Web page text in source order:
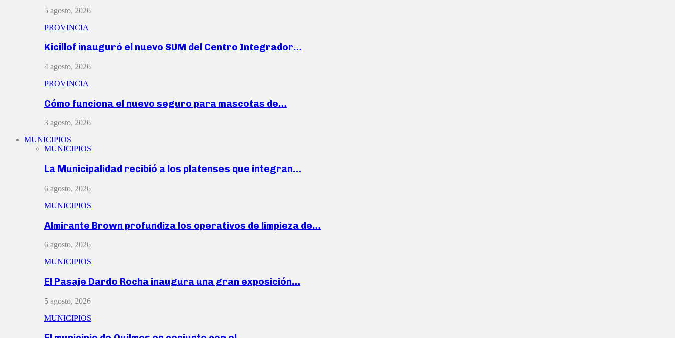
5 agosto, 2026
PROVINCIA
Kicillof inauguró el nuevo SUM del Centro Integrador…
4 agosto, 2026
PROVINCIA
Cómo funciona el nuevo seguro para mascotas de…
3 agosto, 2026
MUNICIPIOS
MUNICIPIOS
La Municipalidad recibió a los platenses que integran…
6 agosto, 2026
MUNICIPIOS
Almirante Brown profundiza los operativos de limpieza de…
6 agosto, 2026
MUNICIPIOS
El Pasaje Dardo Rocha inaugura una gran exposición…
5 agosto, 2026
MUNICIPIOS